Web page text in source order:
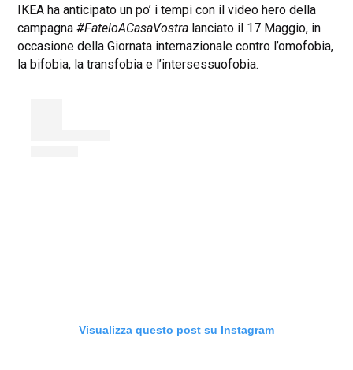
IKEA ha anticipato un po’ i tempi con il video hero della
campagna#FateloACasaVostra lanciato il 17 Maggio, in
occasione della Giornata internazionale contro l’omofobia,
la bifobia, la transfobia e l’intersessuofobia.
Visualizza questo post su Instagram